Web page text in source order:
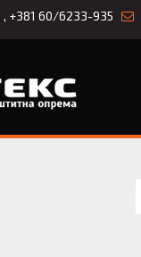
, +381 60/6233-935